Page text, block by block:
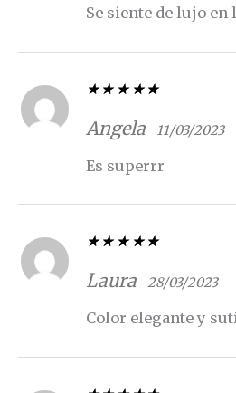
Se siente de lujo en
5de 5
Angela 11/03/2023
Es superrr
5de 5
Laura 28/03/2023
Color elegante y